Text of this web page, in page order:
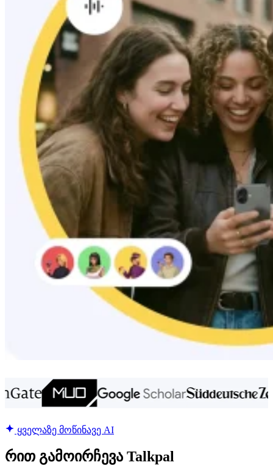
ყველაზე მოწინავე AI
რით გამოირჩევა Talkpal